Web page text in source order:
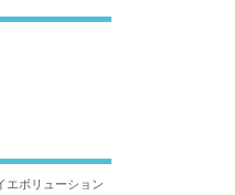
ボリューション